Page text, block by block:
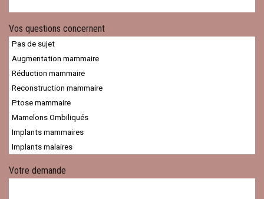
Vos questions concernent
Votre demande